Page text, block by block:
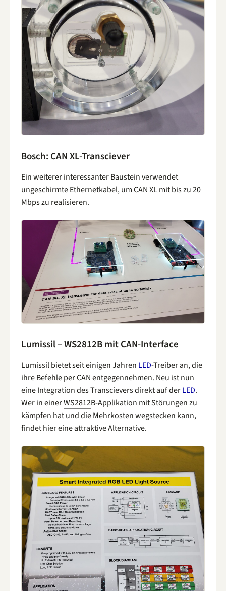
Bosch: CAN XL-Transciever
Ein weiterer interessanter Baustein verwendet
ungeschirmte Ethernetkabel, um CAN XL mit bis zu 20
Mbps zu realisieren.
Lumissil – WS2812B mit CAN-Interface
Lumissil bietet seit einigen Jahren LED-Treiber an, die
ihre Befehle per CAN entgegennehmen. Neu ist nun
eine Integration des Transcievers direkt auf derLED.
Wer in einerWS2812B-Applikation mit Störungen zu
kämpfen hat und die Mehrkosten wegstecken kann,
findet hier eine attraktive Alternative.